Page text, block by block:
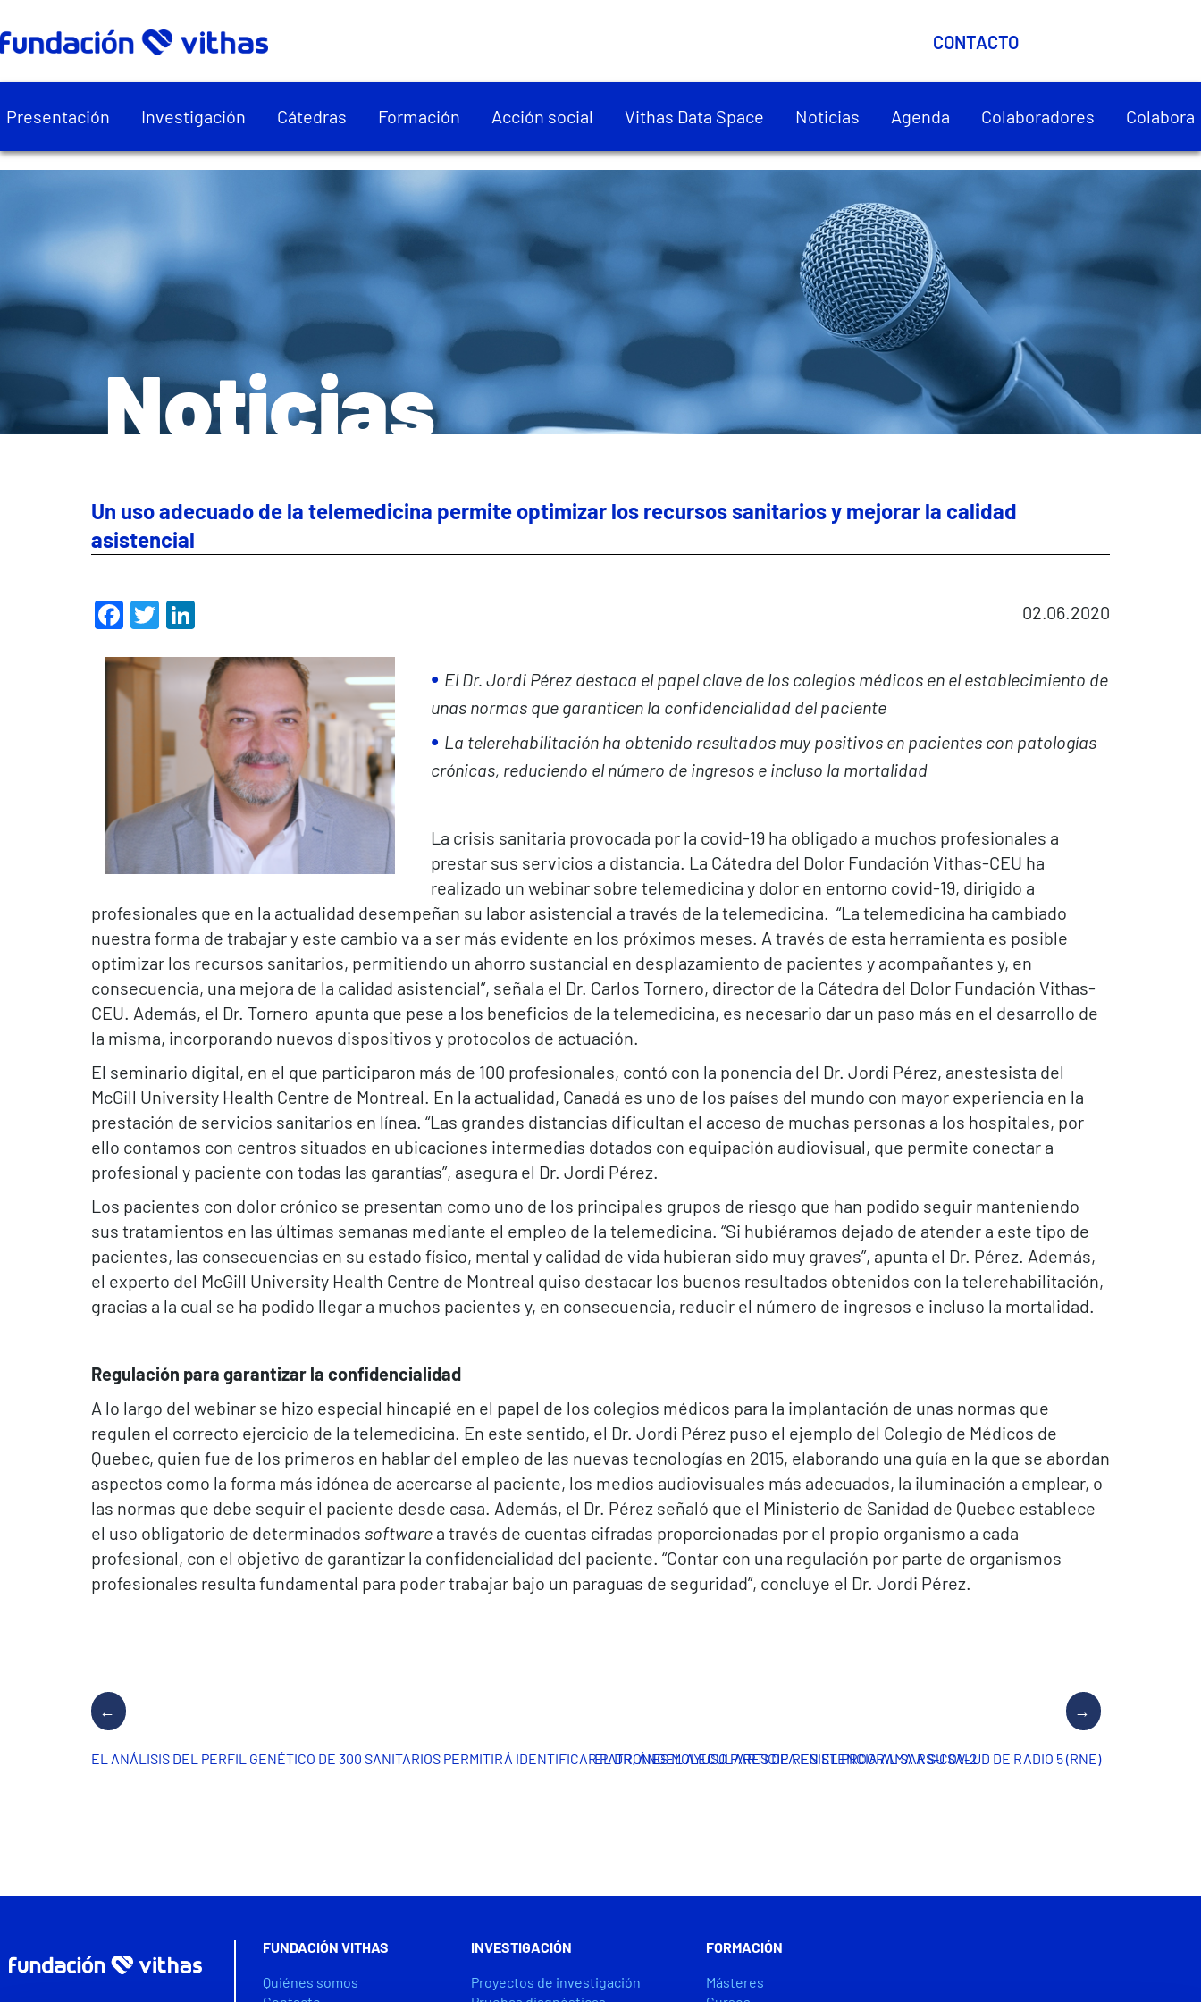
CONTACTO
Presentación Investigación Cátedras Formación Acción social Vithas Data Space Noticias Agenda Colaboradores Colabora
Noticias
Un uso adecuado de la telemedicina permite optimizar los recursos sanitarios y mejorar la calidad
asistencial
Facebook
Twitter 02.06.2020
El Dr. Jordi Pérez destaca el papel clave de los colegios médicos en el establecimiento de
unas normas que garanticen la confidencialidad del paciente
La telerehabilitación ha obtenido resultados muy positivos en pacientes con patologías
crónicas, reduciendo el número de ingresos e incluso la mortalidad
La crisis sanitaria provocada por la covid-19 ha obligado a muchos profesionales a
prestar sus servicios a distancia. La Cátedra del Dolor Fundación Vithas-CEU ha
realizado un webinar sobre telemedicina y dolor en entorno covid-19, dirigido a
profesionales que en la actualidad desempeñan su labor asistencial a través de la telemedicina. “La telemedicina ha cambiado
nuestra forma de trabajar y este cambio va a ser más evidente en los próximos meses. A través de esta herramienta es posible
optimizar los recursos sanitarios, permitiendo un ahorro sustancial en desplazamiento de pacientes y acompañantes y, en
consecuencia, una mejora de la calidad asistencial”, señala el Dr. Carlos Tornero, director de la Cátedra del Dolor Fundación Vithas-
CEU. Además, el Dr. Tornero apunta que pese a los beneficios de la telemedicina, es necesario dar un paso más en el desarrollo de
la misma, incorporando nuevos dispositivos y protocolos de actuación.
El seminario digital, en el que participaron más de 100 profesionales, contó con la ponencia del Dr. Jordi Pérez, anestesista del
McGill University Health Centre de Montreal. En la actualidad, Canadá es uno de los países del mundo con mayor experiencia en la
prestación de servicios sanitarios en línea. “Las grandes distancias dificultan el acceso de muchas personas a los hospitales, por
ello contamos con centros situados en ubicaciones intermedias dotados con equipación audiovisual, que permite conectar a
profesional y paciente con todas las garantías”, asegura el Dr. Jordi Pérez.
Los pacientes con dolor crónico se presentan como uno de los principales grupos de riesgo que han podido seguir manteniendo
sus tratamientos en las últimas semanas mediante el empleo de la telemedicina. “Si hubiéramos dejado de atender a este tipo de
pacientes, las consecuencias en su estado físico, mental y calidad de vida hubieran sido muy graves”, apunta el Dr. Pérez. Además,
el experto del McGill University Health Centre de Montreal quiso destacar los buenos resultados obtenidos con la telerehabilitación,
gracias a la cual se ha podido llegar a muchos pacientes y, en consecuencia, reducir el número de ingresos e incluso la mortalidad.
Regulación para garantizar la confidencialidad
A lo largo del webinar se hizo especial hincapié en el papel de los colegios médicos para la implantación de unas normas que
regulen el correcto ejercicio de la telemedicina. En este sentido, el Dr. Jordi Pérez puso el ejemplo del Colegio de Médicos de
Quebec, quien fue de los primeros en hablar del empleo de las nuevas tecnologías en 2015, elaborando una guía en la que se abordan
aspectos como la forma más idónea de acercarse al paciente, los medios audiovisuales más adecuados, la iluminación a emplear, o
las normas que debe seguir el paciente desde casa. Además, el Dr. Pérez señaló que el Ministerio de Sanidad de Quebec establece
el uso obligatorio de determinados software a través de cuentas cifradas proporcionadas por el propio organismo a cada
profesional, con el objetivo de garantizar la confidencialidad del paciente. “Contar con una regulación por parte de organismos
profesionales resulta fundamental para poder trabajar bajo un paraguas de seguridad”, concluye el Dr. Jordi Pérez.
EL ANÁLISIS DEL PERFIL GENÉTICO DE 300 SANITARIOS PERMITIRÁ IDENTIFICAR PATRONES MOLECULARES DE RESISTENCIA AL SARS-COV-2
EL DR. ÁNGEL AYUSO PARTICIPA EN EL PROGRAMA A SU SALUD DE RADIO 5 (RNE)
FUNDACIÓN VITHAS
Quiénes somos
INVESTIGACIÓN
Proyectos de investigación
FORMACIÓN
Másteres